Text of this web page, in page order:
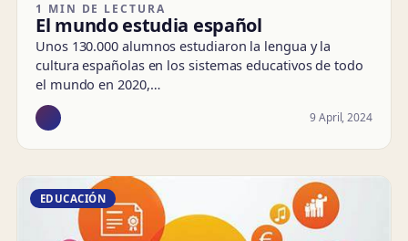
1 MIN DE LECTURA
El mundo estudia español
Unos 130.000 alumnos estudiaron la lengua y la
cultura españolas en los sistemas educativos de todo
el mundo en 2020,…
9 April, 2024
EDUCACIÓN